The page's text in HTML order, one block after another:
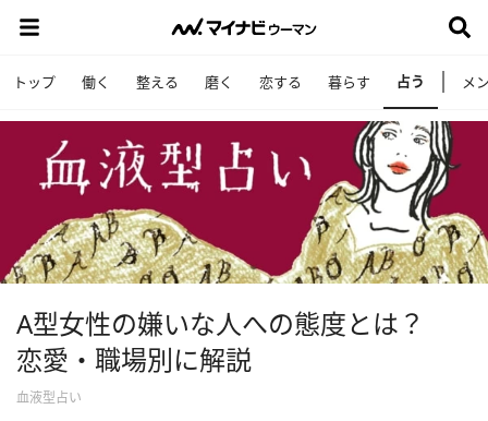
トップ 働く 整える 磨く 恋する 暮らす 占う メ
A型女性の嫌いな人への態度とは？
恋愛・職場別に解説
血液型占い